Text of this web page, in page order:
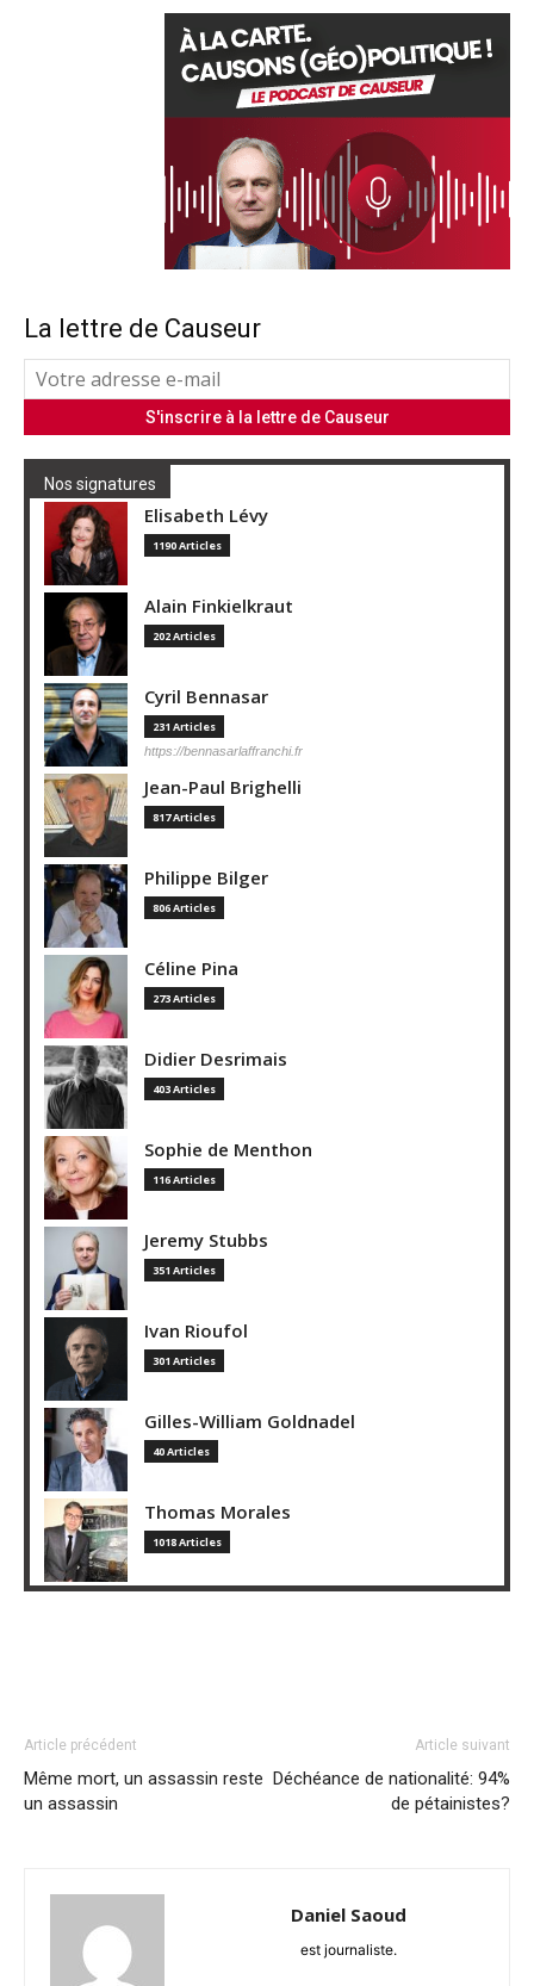
La lettre de Causeur
Nos signatures
Elisabeth Lévy
1190 Articles
Alain Finkielkraut
202 Articles
Cyril Bennasar
231 Articles
https://bennasarlaffranchi.fr
Jean-Paul Brighelli
817 Articles
Philippe Bilger
806 Articles
Céline Pina
273 Articles
Didier Desrimais
403 Articles
Sophie de Menthon
116 Articles
Jeremy Stubbs
351 Articles
Ivan Rioufol
301 Articles
Gilles-William Goldnadel
40 Articles
Thomas Morales
1018 Articles
Article précédent
Même mort, un assassin reste
un assassin
Article suivant
Déchéance de nationalité: 94%
de pétainistes?
Daniel Saoud
est journaliste.